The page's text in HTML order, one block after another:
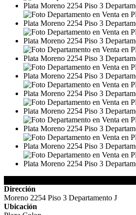
Dirección
Moreno 2254 Piso 3 Departamento J
Ubicación